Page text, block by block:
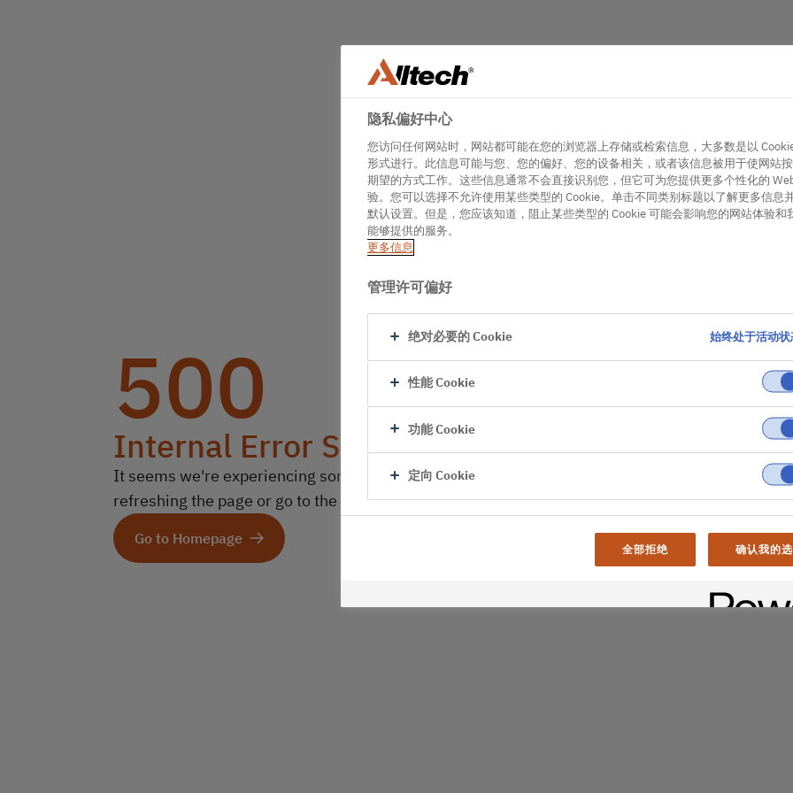
500
Internal Error Server
It seems we're experiencing some technical difficulties. Try
refreshing the page or go to the homepage
Go to Homepage
隐私偏好中心
您访问任何网站时，网站都可能在您的浏览器上存储或检索信息，大多数是以
形式进行。此信息可能与您、您的偏好、您的设备相关，或者该信息被用于使网站
期望的方式工作。这些信息通常不会直接识别您，但它可为您提供更多个性化的
验。您可以选择不允许使用某些类型的 Cookie。单击不同类别标题以了解更多信息
默认设置。但是，您应该知道，阻止某些类型的 Cookie 可能会影响您的网站体验和
能够提供的服务。
更多信息
管理许可偏好
绝对必要的 Cookie 始终处于活动状
性能 Cookie
功能 Cookie
定向 Cookie
全部拒绝 确认我的